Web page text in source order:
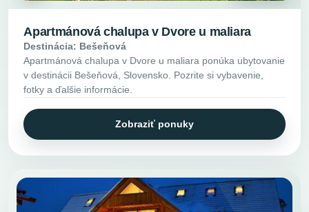
Apartmánová chalupa v Dvore u maliara
Destinácia: Bešeňová
Apartmánová chalupa v Dvore u maliara ponúka ubytovanie
v destinácii Bešeňová, Slovensko. Pozrite si vybavenie,
fotky a ďalšie informácie.
Zobraziť ponuky